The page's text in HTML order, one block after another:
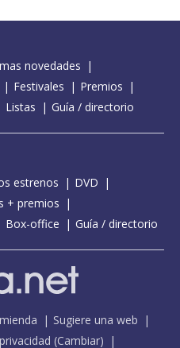
novedades
Festivales
Premios
Listas Guía / directorio
estrenos
DVD
+ premios
Box-office Guía / directorio
Sugiere una web
(Cambiar)